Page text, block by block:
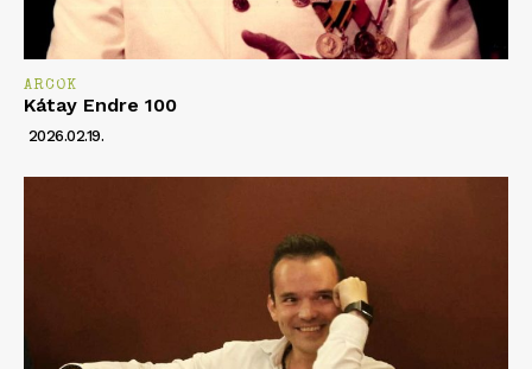
ARCOK
Kátay Endre 100
2026.02.19.